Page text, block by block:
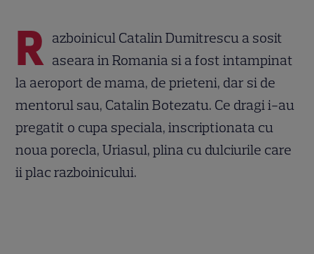
R azboinicul Catalin Dumitrescu a sosit
aseara in Romania si a fost intampinat
la aeroport de mama, de prieteni, dar si de
mentorul sau, Catalin Botezatu. Ce dragi i-au
pregatit o cupa speciala, inscriptionata cu
noua porecla, Uriasul, plina cu dulciurile care
ii plac razboinicului.